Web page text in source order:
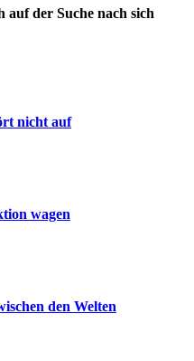
der Suche nach sich
nicht auf
wagen
den Welten